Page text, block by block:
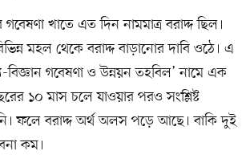
খাতে এত দিন নামমাত্র বরাদ্দ ছিল।
মহল থেকে বরাদ্দ বাড়ানোর দাবি ওঠে। এ
বিজ্ঞান গবেষণা ও উন্নয়ন তহবিল’ নামে এক
১০ মাস চলে যাওয়ার পরও সংশ্লিষ্ট
ফলে বরাদ্দ অর্থ অলস পড়ে আছে। বাকি দুই
কম।